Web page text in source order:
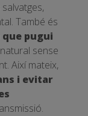
salvatges,
També és
pugui
sense
Així mateix,
i evitar